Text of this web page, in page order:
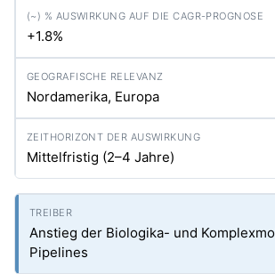
+1.8%
Nordamerika, Europa
Mittelfristig (2–4 Jahre)
Anstieg der Biologika- und
Pipelines